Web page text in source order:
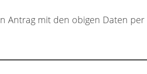
Antrag mit den obigen Daten per